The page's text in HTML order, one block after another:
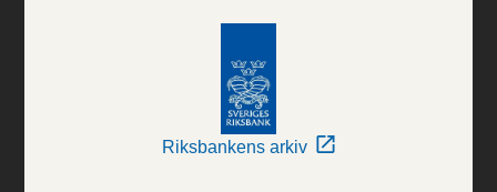
Riksbankens arkiv